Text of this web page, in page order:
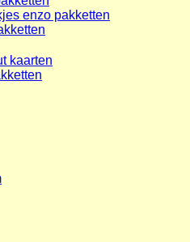
enzo pakketten
kaarten